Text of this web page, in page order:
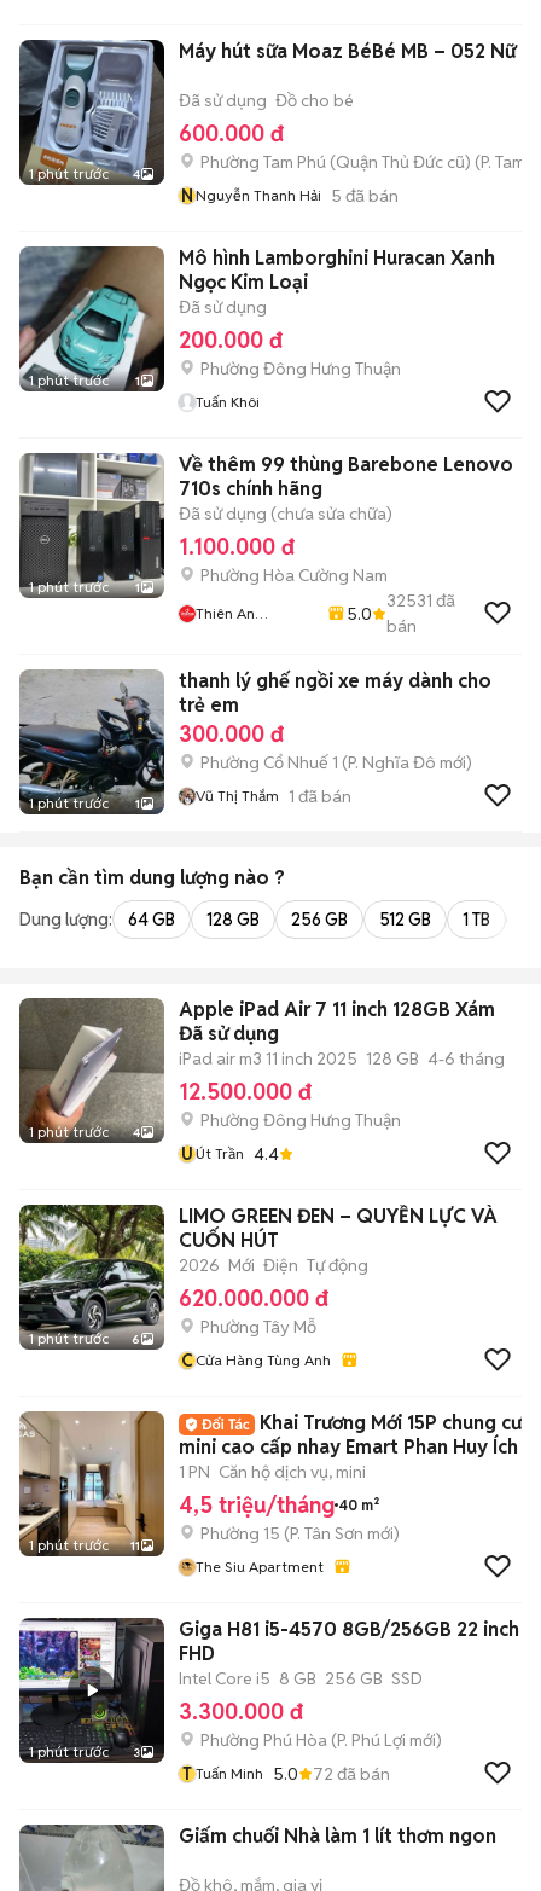
1 phút trước 4
Máy hút sữa Moaz BéBé MB – 052 Nữ
Đã sử dụng Đồ cho bé
600.000 đ
Phường Tam Phú (Quận Thủ Đức cũ) (P. Tam
NNguyễn Thanh Hải 5 đã bán
1 phút trước 1
Mô hình Lamborghini Huracan Xanh
Ngọc Kim Loại
Đã sử dụng
200.000 đ
Phường Đông Hưng Thuận
Tuấn Khôi
1 phút trước 1
Về thêm 99 thùng Barebone Lenovo
710s chính hãng
Đã sử dụng (chưa sửa chữa)
1.100.000 đ
Phường Hòa Cường Nam
Thiên An
5.0
32531 đã
bán
1 phút trước 1
thanh lý ghế ngồi xe máy dành cho
trẻ em
300.000 đ
Phường Cổ Nhuế 1 (P. Nghĩa Đô mới)
Vũ Thị Thắm 1 đã bán
Bạn cần tìm dung lượng nào ?
Dung lượng: 64 GB 128 GB 256 GB 512 GB 1 TB
1 phút trước 4
Apple iPad Air 7 11 inch 128GB Xám
Đã sử dụng
iPad air m3 11 inch 2025 128 GB 4-6 tháng
12.500.000 đ
Phường Đông Hưng Thuận
ÚÚt Trần 4.4
1 phút trước 6
LIMO GREEN ĐEN – QUYỀN LỰC VÀ
CUỐN HÚT
2026 Mới Điện Tự động
620.000.000 đ
Phường Tây Mỗ
CCửa Hàng Tùng Anh
1 phút trước 11
Khai Trương Mới 15P chung cư
mini cao cấp nhay Emart Phan Huy Ích
1 PN Căn hộ dịch vụ, mini
4,5 triệu/tháng 40 m²
Phường 15 (P. Tân Sơn mới)
The Siu Apartment
1 phút trước 3
Giga H81 i5-4570 8GB/256GB 22 inch
FHD
Intel Core i5 8 GB 256 GB SSD
3.300.000 đ
Phường Phú Hòa (P. Phú Lợi mới)
T Tuấn Minh 5.0 72 đã bán
Giấm chuối Nhà làm 1 lít thơm ngon
Đồ khô, mắm, gia vị